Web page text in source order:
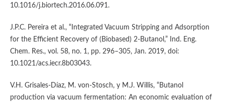
10.1016/j.biortech.2016.06.091.
J.P.C. Pereira et al., “Integrated Vacuum Stripping and Adsorption
for the Efficient Recovery of (Biobased) 2-Butanol,” Ind. Eng.
Chem. Res., vol. 58, no. 1, pp. 296–305, Jan. 2019, doi:
10.1021/acs.iecr.8b03043.
V.H. Grisales-Díaz, M. von-Stosch, y M.J. Willis, “Butanol
production via vacuum fermentation: An economic evaluation of